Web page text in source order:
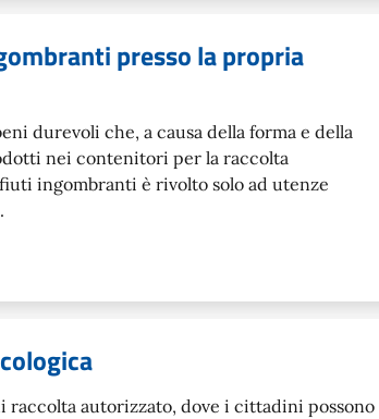
presso la propria
durevoli che, a causa della forma e della
nei contenitori per la raccolta
ingombranti è rivolto solo ad utenze
raccolta autorizzato, dove i cittadini possono